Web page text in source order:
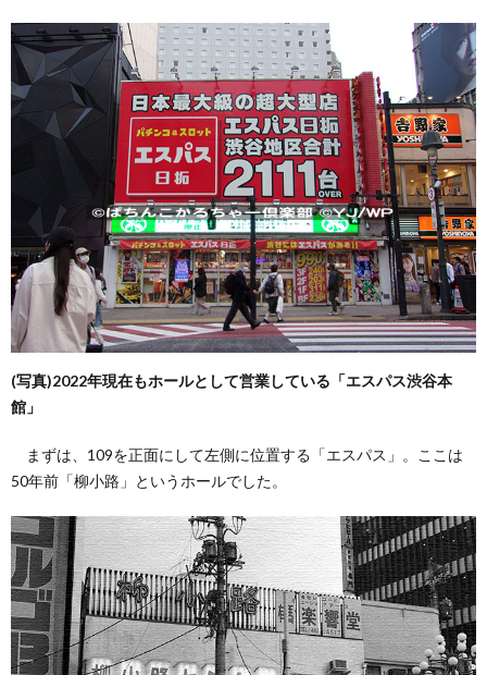
（お
問
い
合
わ
せ）
(写真)2022年現在もホールとして営業している「エスパス渋谷本
館」
まずは、109を正面にして左側に位置する「エスパス」。ここは
50年前「柳小路」というホールでした。